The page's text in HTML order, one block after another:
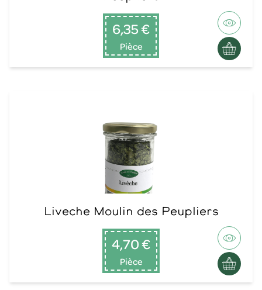
6,35 €
Pièce
Liveche Moulin des Peupliers
4,70 €
Pièce